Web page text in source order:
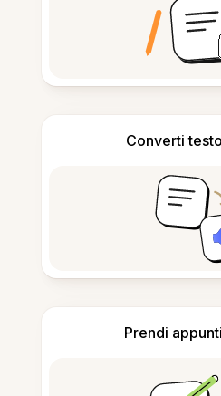
Converti
Prendi